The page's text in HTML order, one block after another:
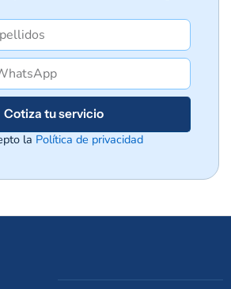
Cotiza tu servicio
la Política de privacidad